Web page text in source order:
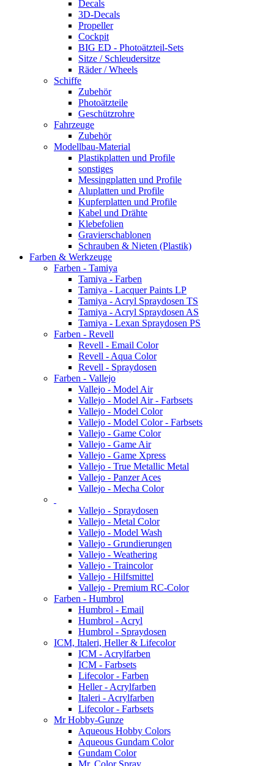
Decals
3D-Decals
Propeller
Cockpit
BIG ED - Photoätzteil-Sets
Sitze / Schleudersitze
Räder / Wheels
Schiffe
Zubehör
Photoätzteile
Geschützrohre
Fahrzeuge
Zubehör
Modellbau-Material
Plastikplatten und Profile
sonstiges
Messingplatten und Profile
Aluplatten und Profile
Kupferplatten und Profile
Kabel und Drähte
Klebefolien
Gravierschablonen
Schrauben & Nieten (Plastik)
Farben & Werkzeuge
Farben - Tamiya
Tamiya - Farben
Tamiya - Lacquer Paints LP
Tamiya - Acryl Spraydosen TS
Tamiya - Acryl Spraydosen AS
Tamiya - Lexan Spraydosen PS
Farben - Revell
Revell - Email Color
Revell - Aqua Color
Revell - Spraydosen
Farben - Vallejo
Vallejo - Model Air
Vallejo - Model Air - Farbsets
Vallejo - Model Color
Vallejo - Model Color - Farbsets
Vallejo - Game Color
Vallejo - Game Air
Vallejo - Game Xpress
Vallejo - True Metallic Metal
Vallejo - Panzer Aces
Vallejo - Mecha Color
Vallejo - Spraydosen
Vallejo - Metal Color
Vallejo - Model Wash
Vallejo - Grundierungen
Vallejo - Weathering
Vallejo - Traincolor
Vallejo - Hilfsmittel
Vallejo - Premium RC-Color
Farben - Humbrol
Humbrol - Email
Humbrol - Acryl
Humbrol - Spraydosen
ICM, Italeri, Heller & Lifecolor
ICM - Acrylfarben
ICM - Farbsets
Lifecolor - Farben
Heller - Acrylfarben
Italeri - Acrylfarben
Lifecolor - Farbsets
Mr Hobby-Gunze
Aqueous Hobby Colors
Aqueous Gundam Color
Gundam Color
Mr. Color Spray